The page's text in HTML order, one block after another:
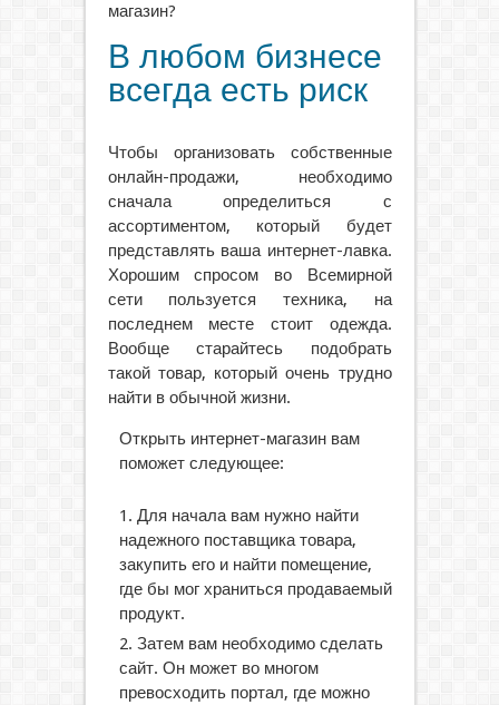
магазин?
В любом бизнесе
всегда есть риск
Чтобы организовать собственные
онлайн-продажи, необходимо
сначала определиться с
ассортиментом, который будет
представлять ваша интернет-лавка.
Хорошим спросом во Всемирной
сети пользуется техника, на
последнем месте стоит одежда.
Вообще старайтесь подобрать
такой товар, который очень трудно
найти в обычной жизни.
Открыть интернет-магазин вам
поможет следующее:
Для начала вам нужно найти
надежного поставщика товара,
закупить его и найти помещение,
где бы мог храниться продаваемый
продукт.
Затем вам необходимо сделать
сайт. Он может во многом
превосходить портал, где можно